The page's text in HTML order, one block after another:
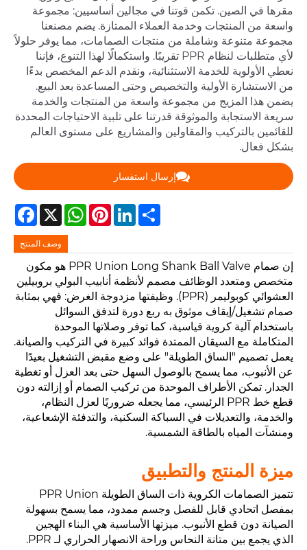
مقرها في الصين. تكمن قوتنا في مجالين أساسيين: مجموعة
واسعة من المنتجات وخدمة العملاء الممتازة. يضم مصنعنا
مجموعة متنوعة وشاملة من منتجات الصمامات، مما يوفر حلولاً
لأي متطلبات لنظام PPR تقريبًا. واستكمالًا لهذا التنوع، فإننا
نعطي الأولوية للخدمة الاستثنائية، ونقدم الدعم المخصص بدءًا
من الاستشارة الأولية والتخصيص وحتى المساعدة بعد البيع.
يضمن هذا المزيج من مجموعة واسعة من المنتجات والخدمة
سريعة الاستجابة والموثوقة قدرتنا على تلبية الاحتياجات المحددة
للقائمين بالتركيب والمقاولين والمشاريع على مستوى العالم
بشكل فعال.
إرسال استفسار
X
WhatsAppPinterestLinkedIn Share
وصف المنتج
إن صمام PPR Union Long Shank Ball Valve هو مكون
متخصص ومتعدد الوظائف مصمم لأنظمة أنابيب البولي بروبيلين
العشوائي كوبوليمر (PPR). وظيفتها مزدوجة الغرض: فهي بمثابة
صمام تشغيل/إيقاف موثوق به ربع دورة لتدفق السوائل
باستخدام آلية كروية قياسية، كما توفر وصلاتها الموحدة
المتكاملة مع السيقان الممتدة فوائد كبيرة في التركيب والصيانة.
يعمل تصميم "الساق الطويلة" على وضع مقبض التشغيل بعيدًا
عن الأنبوب، مما يسمح بالوصول السهل حتى بعد العزل أو تغطية
الجدار. تمكن الأطراف الموحدة من تركيب الصمام أو إزالته دون
قطع خط PPR الرئيسي، مما يجعله ضروريًا لعزل النظام،
والخدمة، والتعديلات في السباكة السكنية، والتدفئة الإشعاعية،
ومنشآت المياه بالطاقة الشمسية.
ميزة المنتج والتطبيق
تتميز الصمامات الكروية ذات الساق الطويلة PPR Union
بمفصل اتحادي قابل للفصل وجسم ممدود، مما يسمح بسهولة
الصيانة دون قطع الأنبوب. ميزتها الأساسية هي البناء الهجين
الذي يجمع بين متانة النحاس وراحة الانصهار الحراري لـ PPR.